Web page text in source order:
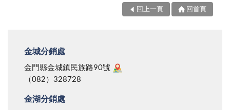
回上一頁 回首頁
金城分銷處
金門縣金城鎮民族路90號
（082）328728
金湖分銷處